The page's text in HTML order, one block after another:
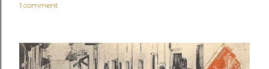
1 comment